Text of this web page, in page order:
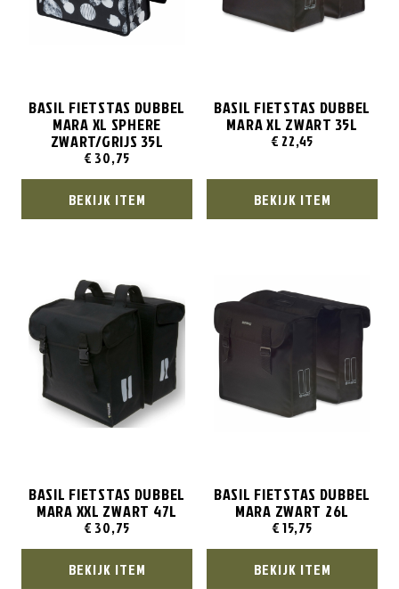
BASIL FIETSTAS DUBBEL
MARA XL SPHERE
ZWART/GRIJS 35L
€ 30,75
BEKIJK ITEM
BASIL FIETSTAS DUBBEL
MARA XL ZWART 35L
€ 22,45
BEKIJK ITEM
BASIL FIETSTAS DUBBEL
MARA XXL ZWART 47L
€ 30,75
BEKIJK ITEM
BASIL FIETSTAS DUBBEL
MARA ZWART 26L
€15,75
BEKIJK ITEM